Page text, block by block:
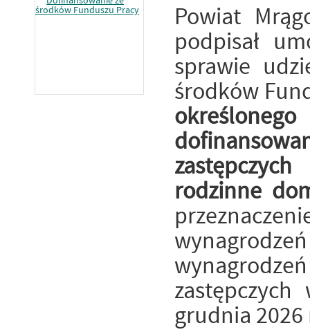
Powiat
podpisał
sprawie
środków
rodzinne
grudnia 2026